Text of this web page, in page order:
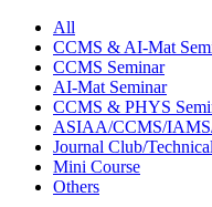
All
CCMS & AI-Mat
CCMS Seminar
AI-Mat Seminar
CCMS & PHYS
ASIAA/CCMS/
Journal Club/
Mini Course
Others